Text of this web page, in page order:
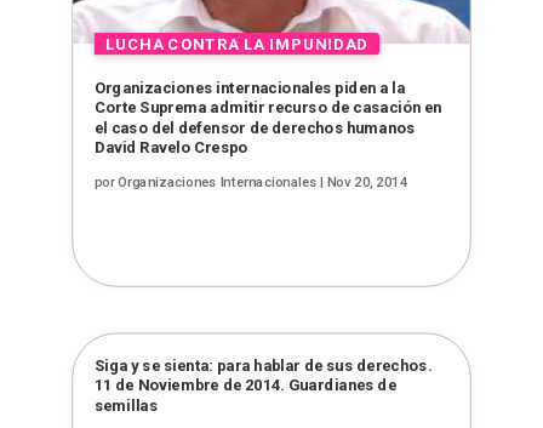
Organizaciones internacionales piden a la
Corte Suprema admitir recurso de casación en
el caso del defensor de derechos humanos
David Ravelo Crespo
porOrganizaciones Internacionales | Nov 20, 2014
Siga y se sienta: para hablar de sus derechos.
11 de Noviembre de 2014. Guardianes de
semillas